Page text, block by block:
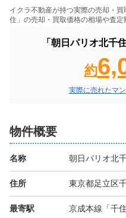
不動産会社を探す
お家の売却を学ぶ
不動産会社向け情報
イクラ不動産が持つ実際の売却・買
住 」の売却・買取価格の相場や査
「 朝日パリオ北千
約
実際に売れたマ
物件概要
名称 朝日パリオ北
住所 東京都足立区
最寄駅
京成本線「千